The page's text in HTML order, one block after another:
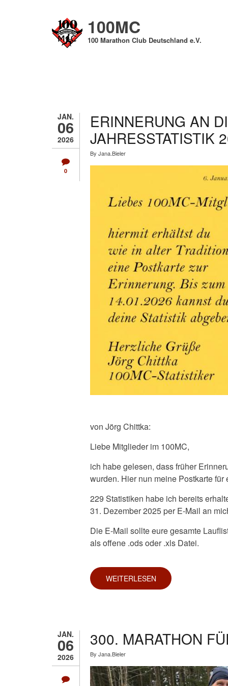
100MC
100 Marathon Club Deutschland e.V.
JAN.
06
2026
0
ERINNERUNG AN
JAHRESSTATISTIK
By Jana.Bieler
von Jörg Chittka:
Liebe Mitglieder im 100MC,
ich habe gelesen, dass früher
wurden. Hier nun meine Postkarte für
229 Statistiken habe ich bereits
31. Dezember 2025 per E-Mail an
Die E-Mail sollte eure gesamte
als offene .ods oder .xls Datei.
WEITERLESEN ÜBER
ERINNERUNG
AN
JAN.
06
2026
300. MARATHON
By Jana.Bieler